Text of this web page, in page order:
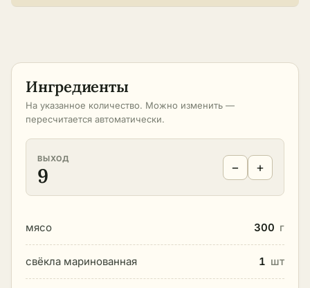
Ингредиенты
На указанное количество. Можно изменить —
пересчитается автоматически.
ВЫХОД
9 − +
мясо 300 г
свёкла маринованная 1 шт